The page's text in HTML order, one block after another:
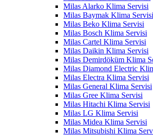
Milas Alarko Klima Servisi
Milas Baymak Klima Servisi
Milas Beko Klima Servisi
Milas Bosch Klima Servisi
Milas Cartel Klima Servisi
Milas Daikin Klima Servisi
Milas Demirdöküm Klima
Milas Diamond Electric
Milas Electra Klima Servisi
Milas General Klima Servisi
Milas Gree Klima Servisi
Milas Hitachi Klima Servisi
Milas LG Klima Servisi
Milas Midea Klima Servisi
Milas Mitsubishi Klima